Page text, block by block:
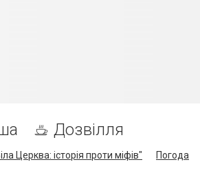
Дозвілля
Церква: історія проти міфів" Погода